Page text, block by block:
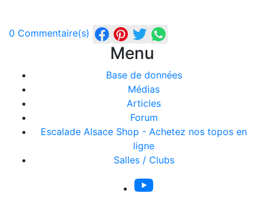
0 Commentaire(s)
Menu
Base de données
Médias
Articles
Forum
Escalade Alsace Shop - Achetez nos topos en
ligne
Salles / Clubs